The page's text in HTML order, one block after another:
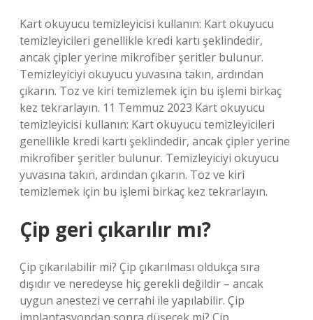
Kart okuyucu temizleyicisi kullanın: Kart okuyucu
temizleyicileri genellikle kredi kartı şeklindedir,
ancak çipler yerine mikrofiber şeritler bulunur.
Temizleyiciyi okuyucu yuvasına takın, ardından
çıkarın. Toz ve kiri temizlemek için bu işlemi birkaç
kez tekrarlayın. 11 Temmuz 2023 Kart okuyucu
temizleyicisi kullanın: Kart okuyucu temizleyicileri
genellikle kredi kartı şeklindedir, ancak çipler yerine
mikrofiber şeritler bulunur. Temizleyiciyi okuyucu
yuvasına takın, ardından çıkarın. Toz ve kiri
temizlemek için bu işlemi birkaç kez tekrarlayın.
Çip geri çıkarılır mı?
Çip çıkarılabilir mi? Çip çıkarılması oldukça sıra
dışıdır ve neredeyse hiç gerekli değildir – ancak
uygun anestezi ve cerrahi ile yapılabilir. Çip